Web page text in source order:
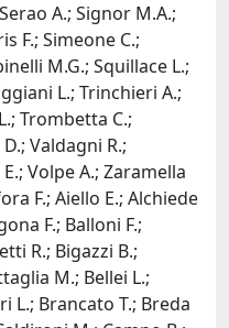
A.; Signor M.A.;
F.; Simeone C.;
M.G.; Squillace L.;
L.; Trinchieri A.;
Trombetta C.;
Valdagni R.;
Volpe A.; Zaramella
F.; Aiello E.; Alchiede
F.; Balloni F.;
R.; Bigazzi B.;
M.; Bellei L.;
L.; Brancato T.; Breda